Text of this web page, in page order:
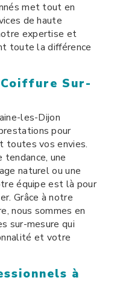
met tout en
de haute
expertise et
toute la différence
Sur-
les-Dijon
pour
toutes vos envies.
tendance, une
naturel ou une
équipe est là pour
Grâce à notre
nous sommes en
sur-mesure qui
et votre
à